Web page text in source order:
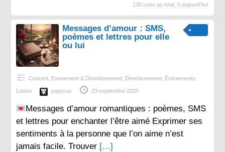
130 vues au total, 0 aujourd'hui
Messages d’amour : SMS,
poèmes et lettres pour elle
ou lui
Concert, Evenement & Divertissement, Divertissement, Événements,
Loisirs papyrus 23 septembre 2025
Messages d’amour romantiques : poèmes, SMS
et lettres pour enchanter l’être aimé Exprimer ses
sentiments à la personne que l’on aime n’est
jamais facile. Trouver […]